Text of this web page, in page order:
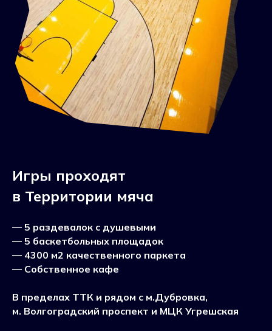
Игры проходят
в Территории мяча
— 5 раздевалок с душевыми
— 5 баскетбольных площадок
— 4300 м2 качественного паркета
— Собственное кафе
В пределах ТТК и рядом с м.Дубровка,
м. Волгоградский проспект и МЦК Угрешская